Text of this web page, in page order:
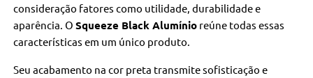
consideração fatores como utilidade, durabilidade e
aparência. OSqueeze Black Alumínio reúne todas essas
características em um único produto.
Seu acabamento na cor preta transmite sofisticação e